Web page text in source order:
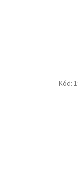
Kód: